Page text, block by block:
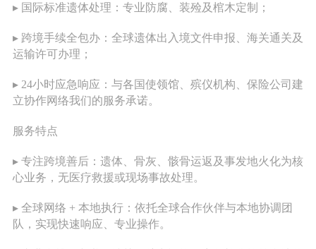
▸ 国际标准遗体处理：专业防腐、装殓及棺木定制；
▸ 跨境手续全包办：全球遗体出入境文件申报、海关通关及
运输许可办理；
▸ 24小时应急响应：与各国使领馆、殡仪机构、保险公司建
立协作网络我们的服务承诺。
服务特点
▸ 专注跨境善后：遗体、骨灰、骸骨运返及事发地火化为核
心业务，无医疗救援或现场事故处理。
▸ 全球网络 + 本地执行：依托全球合作伙伴与本地协调团
队，实现快速响应、专业操作。